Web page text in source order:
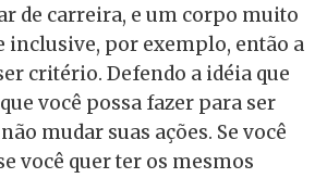
de carreira, e um corpo muito
por exemplo, então a
critério. Defendo a idéia que
você possa fazer para ser
mudar suas ações. Se você
você quer ter os mesmos